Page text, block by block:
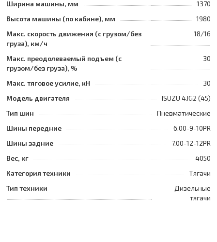
Ширина машины, мм
1370
Высота машины (по кабине), мм
1980
Макс. скорость движения (с грузом/без
груза), км/ч
18/16
Макс. преодолеваемый подъем (с
грузом/без груза), %
30
Макс. тяговое усилие, кН
30
Модель двигателя
ISUZU 4JG2 (45)
Тип шин
Пневматические
Шины передние
6,00-9-10PR
Шины задние
7.00-12-12PR
Вес, кг
4050
Категория техники
Тягачи
Тип техники
Дизельные
тягачи